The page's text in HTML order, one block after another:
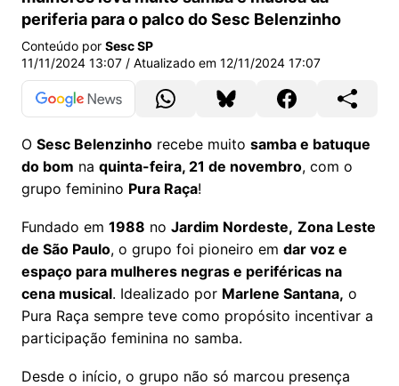
periferia para o palco do Sesc Belenzinho
Conteúdo por Sesc SP
11/11/2024 13:07 / Atualizado em 12/11/2024 17:07
O Sesc Belenzinho recebe muito samba e batuque
do bom na quinta-feira, 21 de novembro, com o
grupo feminino Pura Raça!
Fundado em 1988 no Jardim Nordeste, Zona Leste
de São Paulo, o grupo foi pioneiro em dar voz e
espaço para mulheres negras e periféricas na
cena musical. Idealizado por Marlene Santana, o
Pura Raça sempre teve como propósito incentivar a
participação feminina no samba.
Desde o início, o grupo não só marcou presença